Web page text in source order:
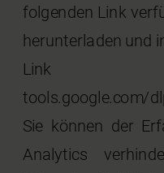
folgenden Link
herunterladen und
tools.google.com/
Sie können der
Analytics